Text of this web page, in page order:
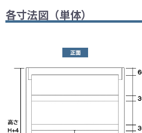
各寸法図（単体）